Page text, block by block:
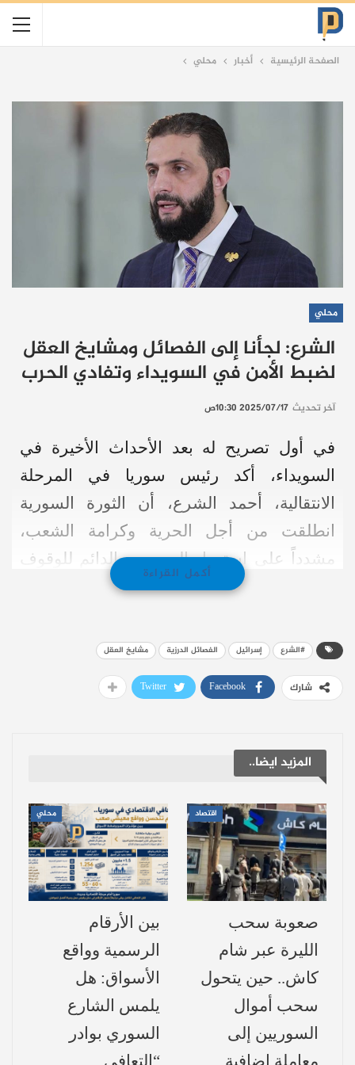
الصفحة الرئيسية أخبار محلي
محلي
الشرع: لجأنا إلى الفصائل ومشايخ العقل
لضبط الأمن في السويداء وتفادي الحرب
آخر تحديث 2025/07/17 10:30ص
في أول تصريح له بعد الأحداث الأخيرة في
السويداء، أكد رئيس سوريا في المرحلة
الانتقالية، أحمد الشرع، أن الثورة السورية
انطلقت من أجل الحرية وكرامة الشعب،
مشدداً على استعداد السوريين الدائم للوقوف
في وجه أي تهديد يمس سيادة الوطن.
الخميس، أن القيادة كلّفت الفصائل المحلية
ومشايخ العقل في السويداء بمسؤولية حفظ
لتقويض استقرار سوريا منذ إسقاط النظام
الانقسام، وأضاف أن محاولات تحويل الأراضي
السورية إلى ساحة للفوضى لن تنجح، لأن
السوريين يرفضون التقسيم والانفصال،
ويدركون جيدًا من يعمل على تفكيكهم.
كما شدد الشرع على أن الشعب السوري لن
يُستدرج إلى حرب لا تخدم إلا أعداء الوطن،
مؤكداً أن سوريا ليست ساحة لتصفية الحسابات
الإقليمية أو تنفيذ الأطماع الخارجية، بل هي دولة
ذات سيادة وكرامة شعبها فوق كل اعتبار.
أكمل القراءة
#الشرع إسرائيل الفصائل الدرزية مشايخ العقل
شارك Facebook
Twitter
المزيد ايضا..
اقتصاد
صعوبة سحب
الليرة عبر شام
كاش.. حين يتحول
سحب أموال
السوريين إلى
معاملة إضافية
محلي
بين الأرقام
الرسمية وواقع
الأسواق: هل
يلمس الشارع
السوري بوادر
“التعافي